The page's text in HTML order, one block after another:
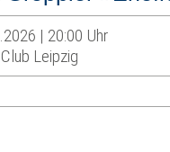
| 20:00 Uhr
Leipzig